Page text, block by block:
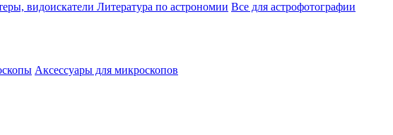
видоискатели Литература по астрономии Все для астрофотографии
Аксессуары для микроскопов